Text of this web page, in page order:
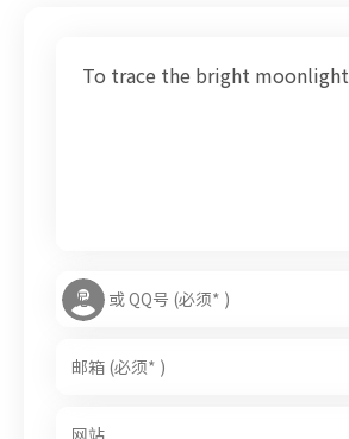
To trace the bright moonlight